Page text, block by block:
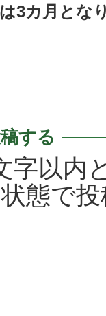
3カ月とな
する
字以内
態で